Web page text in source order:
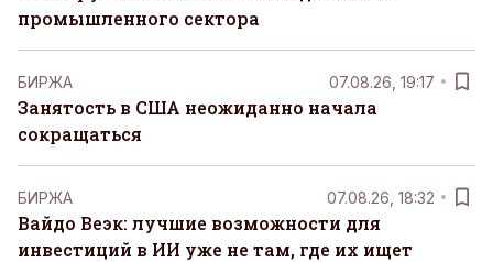
промышленного сектора
БИРЖА 07.08.26, 19:17
Занятость в США неожиданно начала
сокращаться
БИРЖА 07.08.26, 18:32
Вайдо Веэк: лучшие возможности для
инвестиций в ИИ уже не там, где их ищет